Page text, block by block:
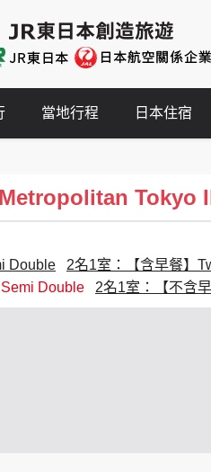
當地行程 日本住宿
Tokyo
Double 2名1室：【含早餐】
Double 2名1室：【不含